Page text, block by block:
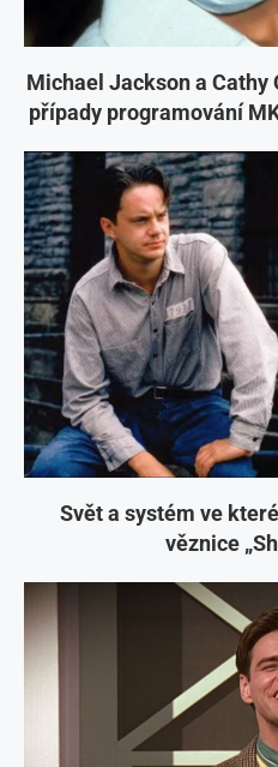
Michael Jackson a Cathy
případy programování
Svět a systém ve
věznice